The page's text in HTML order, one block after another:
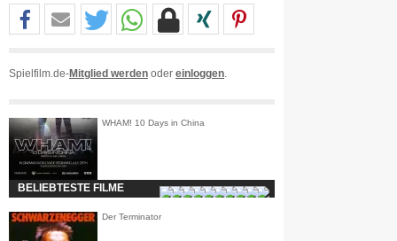
Spielfilm.de-Mitglied werden oder einloggen
WHAM! 10 Days in China
BELIEBTESTE FILME
Der Terminator